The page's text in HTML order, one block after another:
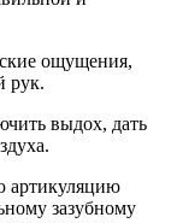
ощущения,
рук.
выдох, дать
артикуляцию
зазубному